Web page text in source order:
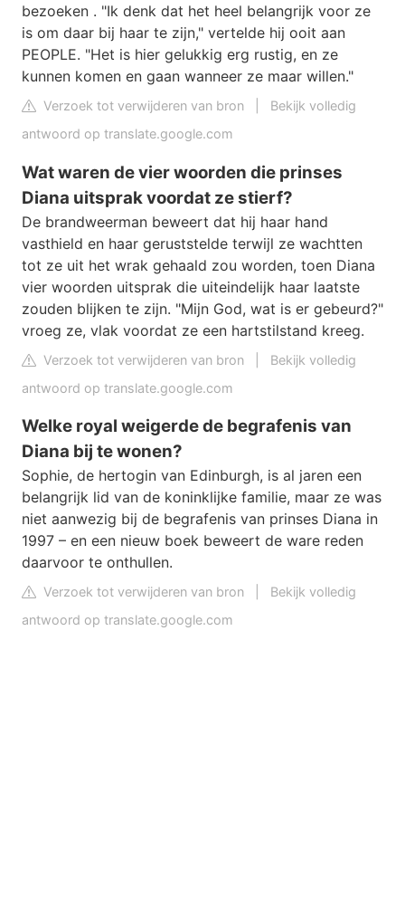
bezoeken . "Ik denk dat het heel belangrijk voor ze
is om daar bij haar te zijn," vertelde hij ooit aan
PEOPLE. "Het is hier gelukkig erg rustig, en ze
kunnen komen en gaan wanneer ze maar willen."
Verzoek tot verwijderen van bron
Bekijk volledig
antwoord op translate.google.com
Wat waren de vier woorden die prinses
Diana uitsprak voordat ze stierf?
De brandweerman beweert dat hij haar hand
vasthield en haar geruststelde terwijl ze wachtten
tot ze uit het wrak gehaald zou worden, toen Diana
vier woorden uitsprak die uiteindelijk haar laatste
zouden blijken te zijn. "Mijn God, wat is er gebeurd?"
vroeg ze, vlak voordat ze een hartstilstand kreeg.
Verzoek tot verwijderen van bron
Bekijk volledig
antwoord op translate.google.com
Welke royal weigerde de begrafenis van
Diana bij te wonen?
Sophie, de hertogin van Edinburgh, is al jaren een
belangrijk lid van de koninklijke familie, maar ze was
niet aanwezig bij de begrafenis van prinses Diana in
1997 – en een nieuw boek beweert de ware reden
daarvoor te onthullen.
Verzoek tot verwijderen van bron
Bekijk volledig
antwoord op translate.google.com